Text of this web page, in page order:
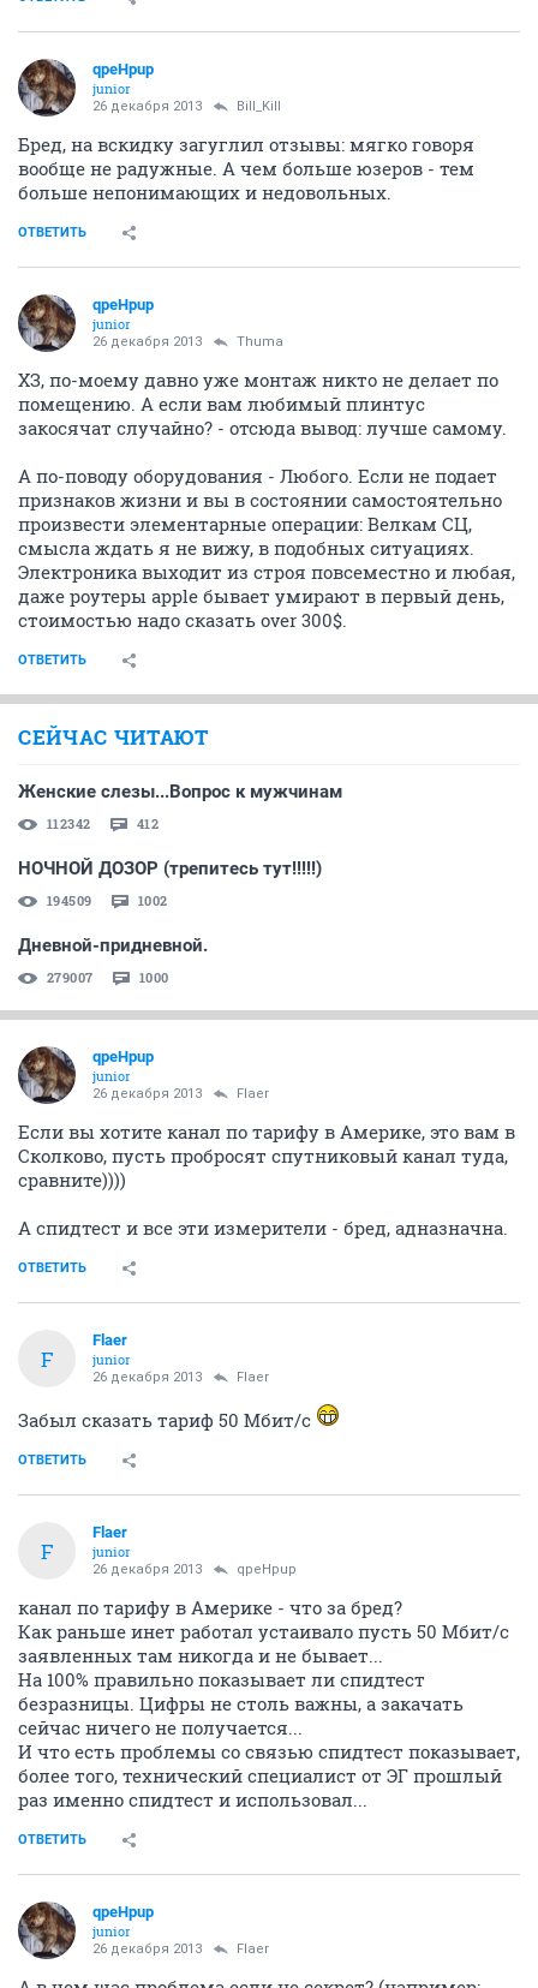
заявку на подключение, с прокладкой новых кабелей.
оформлении, и назначила предположительную дату
подключения. В назначенный день, приехали
"специалисты" подключать, я отпросился с работы,
но вот не задача, никто, абсолютно никто не
предупредил меня о том, что мне необходимо
побеспокоится о ключах для чердака(живу в
беда. Подумаешь, с работы отпросился. Перенесли
подключение на другой день. Спустя три дня, эти де
"специалисты", приехали вновь подключать
интернет. Я был уже вооружён ключами. И началось.
Ребята, в принципе, подключили всё достаточно
качественно, даже и не побеспокоились.
Оказывается(!!!), современные провайдеры, не
прокладывают кабель по квартире, а просто бросают
конечно, хотя и я и предупреждал оператора, при
оформлении заявки на подключение, что мне
требуется замена всех кабелей в доме. Ну да ладно,
справимся своими силами, подумал я, и дружелюбно
улыбнувшись, подписал акт выполненных работ.
Когда "специалисты" ушли, я начал распутывать это
"проводное бедствие". На всё про всё, у меня ушло
около трёх часов. Живу, кстати, надо заметить, в
двушке, и в принципе, прокинуть кабель, вдоль по
плинтусу, не представляет для меня каких-либо
сложностей, но вот когда вот так вот безолаберно всё
разбросали, и по быстренькому "дали на тапки",
себя, так же, "горе-специалисты", не стали убирать
оставленный ими мусор, что для меня в принципе,
когда я выключил компьютер. Оказывается, в
обязанности "специалистов", так же не входит
проверка выполненных работ. При включении вновь,
системного блока, сетевое подключение организовал
Хмм... По моему, "спецы", должны были об этом
побеспокоится, но они, видимо, куда то спешили, раз
К чему я всё это написал??? Да к тому, что по всему
городу развешана реклама данной конторы о
качественном обслуживании, о предоставлении
всевозможных услуг, но вот когда дело доходит до
качества, компания с радостью про тебя забывает, и
З.Ы.
фотографии, сделанные на месте событий, на "поле
боя", так сказать, что бы не быть голословным.
З.Ы. З.Ы.
данного провайдера, решил воспользоваться супер
предложением, и так же взял в тест приставочку
перестала подавать признаки жизни(подключена в
сеть через стабилизатор напряжения), и на мою
реагируют. С момента оформления заявки на замену,
прошла уже неделя, деньги, в размере 3000 рублей со
счёта списаны, а этот хлам пылится, и никто не
приезжает, его не меняет...
З.Ы. З.Ы. З.Ы.
Везде бардак, в стране бардак, и здесь - Б А Р Д А К.
Всё выше сказанное, ИМХО!
qpeHpup
junior
26 декабря 2013